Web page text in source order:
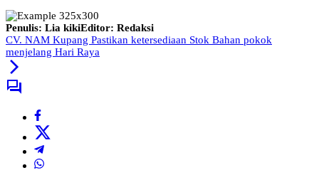
Penulis: Lia kikiEditor: Redaksi
CV. NAM Kupang Pastikan ketersediaan Stok Bahan pokok
menjelang Hari Raya